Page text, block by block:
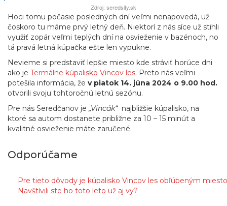
Zdroj: seredsity.sk
Hoci tomu počasie posledných dní veľmi nenapovedá, už
čoskoro tu máme prvý letný deň. Niektorí z nás síce už stihli
využiť zopár veľmi teplých dní na osvieženie v bazénoch, no
tá pravá letná kúpačka ešte len vypukne.
Nevieme si predstaviť lepšie miesto kde stráviť horúce dni
ako je Termálne kúpalisko Vincov les. Preto nás veľmi
potešila informácia, že v piatok 14. júna 2024 o 9.00 hod.
otvorili svoju tohtoročnú letnú sezónu.
Pre nás Seredčanov je „Vincák“ najbližšie kúpalisko, na
ktoré sa autom dostanete približne za 10 – 15 minút a
kvalitné osvieženie máte zaručené.
Odporúčame
Pre tieto dôvody je kúpalisko Vincov les obľúbeným
Navštívili ste ho toto leto už aj vy?